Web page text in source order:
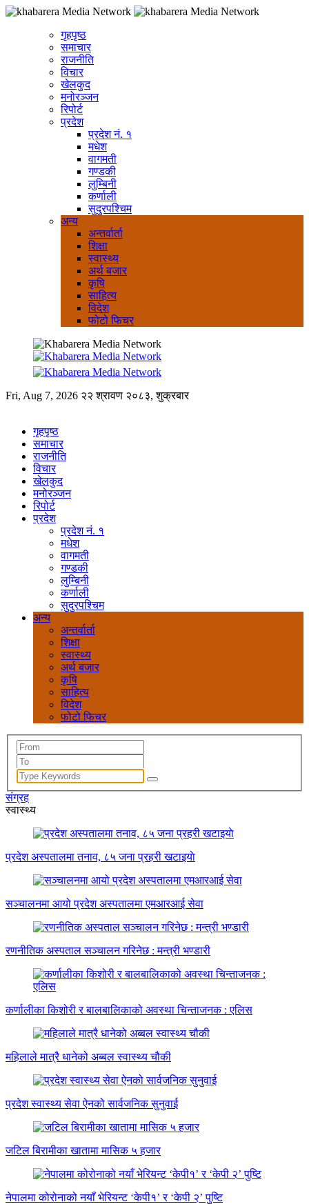
गृहपृष्ठ
समाचार
राजनीति
विचार
खेलकुद
मनोरञ्जन
रिपोर्ट
प्रदेश
प्रदेश नं. १
मधेश
वागमती
गण्डकी
लुम्बिनी
कर्णाली
सुदुरपश्चिम
अन्य
अन्तर्वार्ता
शिक्षा
स्वास्थ्य
अर्थ बजार
कृषि
साहित्य
विदेश
फोटो फिचर
Fri, Aug 7, 2026 २२ श्रावण २०८३, शुक्रबार
गृहपृष्ठ
समाचार
राजनीति
विचार
खेलकुद
मनोरञ्जन
रिपोर्ट
प्रदेश
प्रदेश नं. १
मधेश
वागमती
गण्डकी
लुम्बिनी
कर्णाली
सुदुरपश्चिम
अन्य
अन्तर्वार्ता
शिक्षा
स्वास्थ्य
अर्थ बजार
कृषि
साहित्य
विदेश
फोटो फिचर
संग्रह
स्वास्थ्य
प्रदेश अस्पतालमा तनाव, ८५ जना प्रहरी खटाइयाे
सञ्चालनमा आयो प्रदेश अस्पतालमा एमआरआई सेवा
रणनीतिक अस्पताल सञ्चालन गरिनेछ : मन्त्री भण्डारी
कर्णालीका किशोरी र बालबालिकाको अवस्था चिन्ताजनक : एलिस
महिलाले मात्रै धानेको अब्बल स्वास्थ्य चौकी
प्रदेश स्वास्थ्य सेवा ऐनको सार्वजनिक सुनुवाई
जटिल बिरामीका खातामा मासिक ५ हजार
नेपालमा कोरोनाको नयाँ भेरियन्ट ‘केपी१’ र ‘केपी २’ पुष्टि